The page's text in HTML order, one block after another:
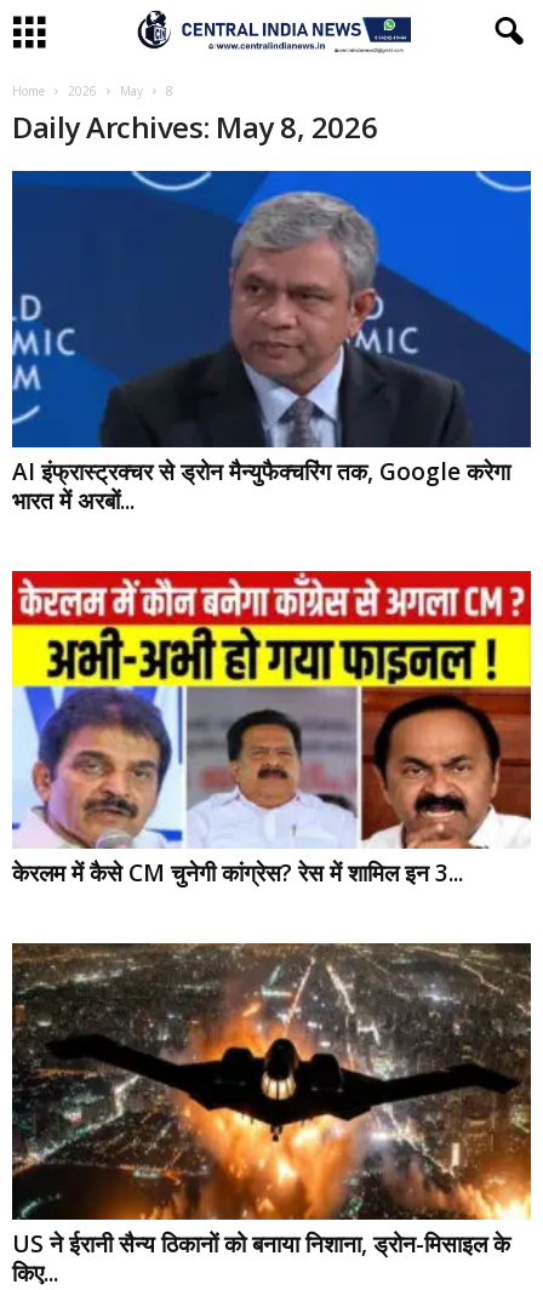
Home 2026 May 8
Daily Archives: May 8, 2026
AI इंफ्रास्ट्रक्चर से ड्रोन मैन्युफैक्चरिंग तक, Google करेगा
भारत में अरबों...
केरलम में कैसे CM चुनेगी कांग्रेस? रेस में शामिल इन 3...
US ने ईरानी सैन्य ठिकानों को बनाया निशाना, ड्रोन-मिसाइल के
किए...